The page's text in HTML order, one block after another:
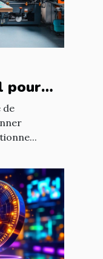
pour
de